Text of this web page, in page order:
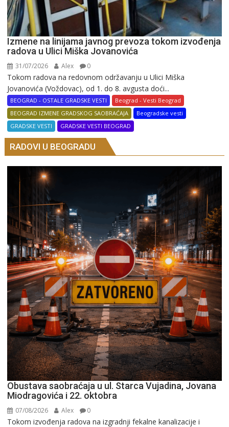
Izmene na linijama javnog prevoza tokom izvođenja
radova u Ulici Miška Jovanovića
31/07/2026 Alex 0
Tokom radova na redovnom održavanju u Ulici Miška
Jovanovića (Voždovac), od 1. do 8. avgusta doći...
BEOGRAD - OSTALE GRADSKE VESTI
Beograd - Vesti Beograd
BEOGRAD IZMENE GRADSKOG SAOBRAĆAJA
Beogradske vesti
GRADSKE VESTI
GRADSKE VESTI BEOGRAD
RADOVI U BEOGRADU
Obustava saobraćaja u ul. Starca Vujadina, Jovana
Miodragovića i 22. oktobra
07/08/2026 Alex 0
Tokom izvođenja radova na izgradnji fekalne kanalizacije i